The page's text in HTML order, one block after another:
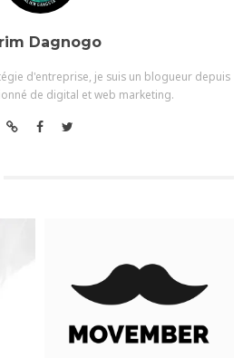
Dagnogo
d'entreprise, je suis un blogueur depuis
de digital et web marketing.